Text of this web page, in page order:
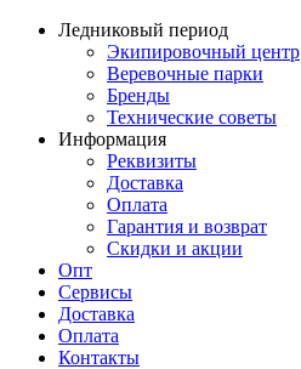
Ледниковый период
Экипировочный центр
Веревочные парки
Бренды
Технические советы
Информация
Реквизиты
Доставка
Оплата
Гарантия и возврат
Скидки и акции
Опт
Сервисы
Доставка
Оплата
Контакты